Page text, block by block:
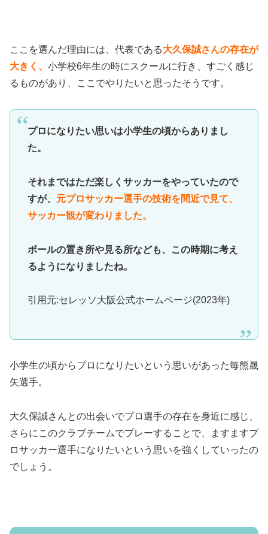
ここを選んだ理由には、代表である大久保誠さんの存在が
大きく、 小学校6年生の時にスクールに行き、すごく感じ
るものがあり、ここでやりたいと思ったそうです。
プロになりたい思いは小学生の頃からありまし
た。
それまではただ楽しくサッカーをやっていたので
すが、 元プロサッカー選手の技術を間近で見て、
サッカー観が変わりました。
ボールの置き所や見る所なども、この時期に考え
るようになりましたね。
引用元:セレッソ大阪公式ホームページ(2023年)
小学生の頃からプロになりたいという思いがあった毎熊晟
矢選手。
大久保誠さんとの出会いでプロ選手の存在を身近に感じ、
さらにこのクラブチームでプレーすることで、ますますプ
ロサッカー選手になりたいという思いを強くしていったの
でしょう。